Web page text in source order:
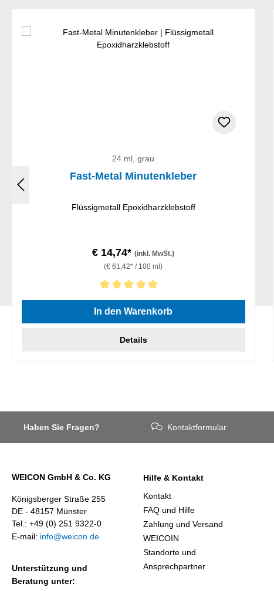
24 ml, grau
Fast-Metal Minutenkleber
Flüssigmetall Epoxidharzklebstoff
€ 14,74*(inkl. MwSt.)
(€ 61,42* / 100 ml)
Durchschnittliche Bewertung von 5 von 5 Sternen
In den Warenkorb
Details
Haben Sie Fragen? Kontaktformular
WEICON GmbH & Co. KG
Königsberger Straße 255
DE - 48157 Münster
Tel.: +49 (0) 251 9322-0
E-mail: info@weicon.de
Unterstützung und
Beratung unter:
Hilfe & Kontakt
Kontakt
FAQ und Hilfe
Zahlung und Versand
WEICOIN
Standorte und
Ansprechpartner